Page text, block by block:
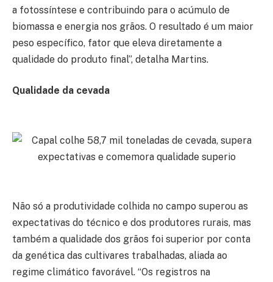
a fotossíntese e contribuindo para o acúmulo de
biomassa e energia nos grãos. O resultado é um maior
peso específico, fator que eleva diretamente a
qualidade do produto final”, detalha Martins.
Qualidade da cevada
Não só a produtividade colhida no campo superou as
expectativas do técnico e dos produtores rurais, mas
também a qualidade dos grãos foi superior por conta
da genética das cultivares trabalhadas, aliada ao
regime climático favorável. “Os registros na